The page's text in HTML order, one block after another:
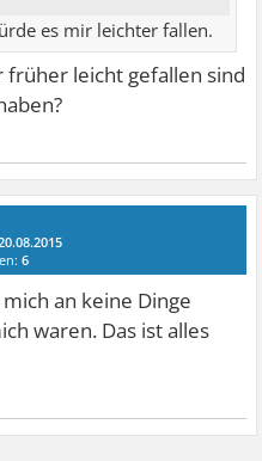
es mir leichter fallen.
früher leicht gefallen sind
6
an keine Dinge
waren. Das ist alles